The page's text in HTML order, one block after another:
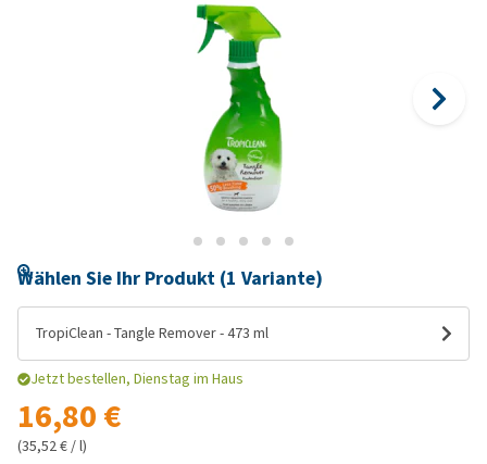
Wählen Sie Ihr Produkt (1 Variante)
TropiClean - Tangle Remover - 473 ml
Jetzt bestellen, Dienstag im Haus
16,80 €
(35,52 € / l)